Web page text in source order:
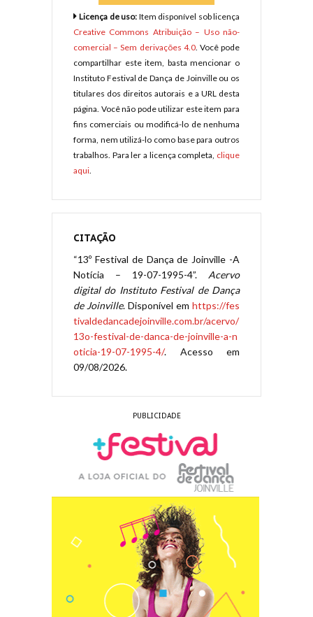
Licença de uso: Item disponível sob licença
Creative Commons Atribuição – Uso não-
comercial – Sem derivações 4.0. Você pode
compartilhar este item, basta mencionar o
Instituto Festival de Dança de Joinville ou os
titulares dos direitos autorais e a URL desta
página. Você não pode utilizar este item para
fins comerciais ou modificá-lo de nenhuma
forma, nem utilizá-lo como base para outros
trabalhos. Para ler a licença completa, clique
aqui.
CITAÇÃO
“13º Festival de Dança de Joinville -A
Notícia – 19-07-1995-4”. Acervo
digital do Instituto Festival de Dança
de Joinville. Disponível em https://fes
tivaldedancadejoinville.com.br/acervo/
13o-festival-de-danca-de-joinville-a-n
oticia-19-07-1995-4/. Acesso em
09/08/2026.
PUBLICIDADE